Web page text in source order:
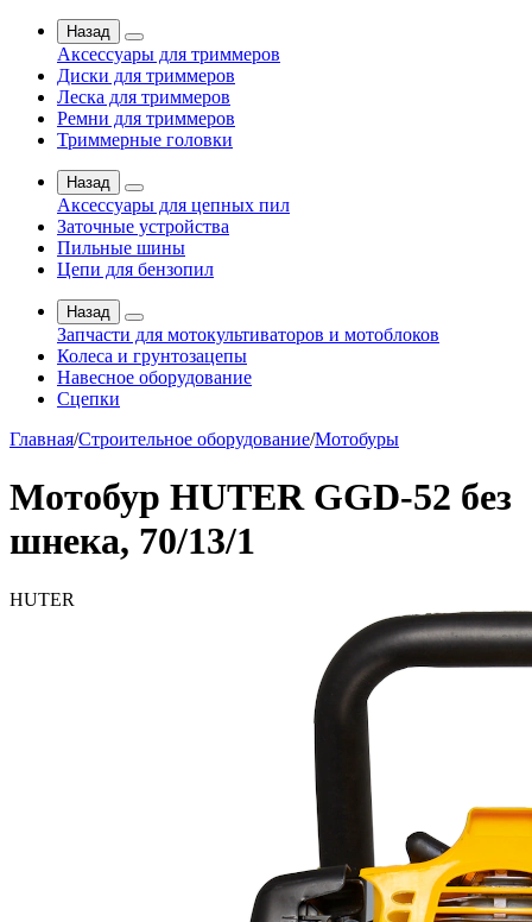
Назад
Аксессуары для триммеров
Диски для триммеров
Леска для триммеров
Ремни для триммеров
Триммерные головки
Назад
Аксессуары для цепных пил
Заточные устройства
Пильные шины
Цепи для бензопил
Назад
Запчасти для мотокультиваторов и мотоблоков
Колеса и грунтозацепы
Навесное оборудование
Сцепки
Главная/Строительное оборудование/Мотобуры
Мотобур HUTER GGD-52 без
шнека, 70/13/1
HUTER